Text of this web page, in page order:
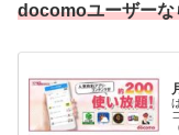
docomoユーザーな